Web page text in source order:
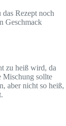
Rezept noch
Geschmack
zu heiß wird, da
Mischung sollte
aber nicht so heiß,